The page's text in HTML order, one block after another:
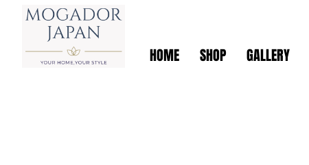
HOME SHOP GALLERY